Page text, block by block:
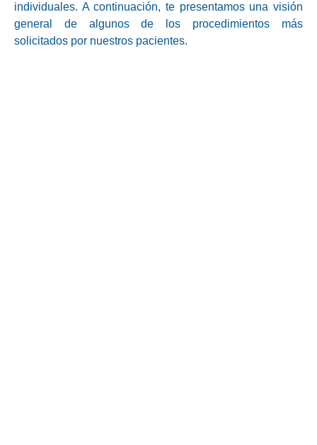
individuales. A continuación, te presentamos una visión
general de algunos de los procedimientos más
solicitados por nuestros pacientes.